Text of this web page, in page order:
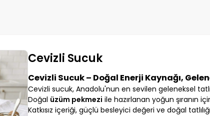
Cevizli Sucuk
Cevizli Sucuk – Doğal Enerji Kaynağı,
Cevizli sucuk, Anadolu'nun en sevilen geleneksel
Doğal üzüm pekmezi ile hazırlanan yoğun şıranın
Katkısız içeriği, güçlü besleyici değeri ve doğal